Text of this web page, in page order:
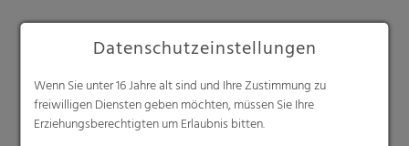
Datenschutzeinstellungen
Wenn Sie unter 16 Jahre alt sind und Ihre Zustimmung zu
freiwilligen Diensten geben möchten, müssen Sie Ihre
Erziehungsberechtigten um Erlaubnis bitten.